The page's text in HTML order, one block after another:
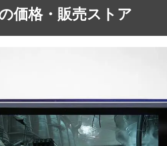
価格・販売ストア